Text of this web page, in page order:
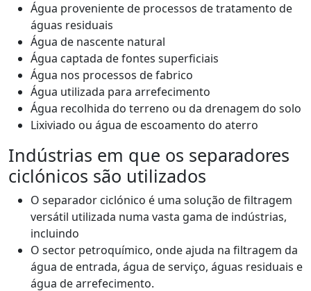
Água proveniente de processos de tratamento de
águas residuais
Água de nascente natural
Água captada de fontes superficiais
Água nos processos de fabrico
Água utilizada para arrefecimento
Água recolhida do terreno ou da drenagem do solo
Lixiviado ou água de escoamento do aterro
Indústrias em que os separadores
ciclónicos são utilizados
O separador ciclónico é uma solução de filtragem
versátil utilizada numa vasta gama de indústrias,
incluindo
O sector petroquímico, onde ajuda na filtragem da
água de entrada, água de serviço, águas residuais e
água de arrefecimento.